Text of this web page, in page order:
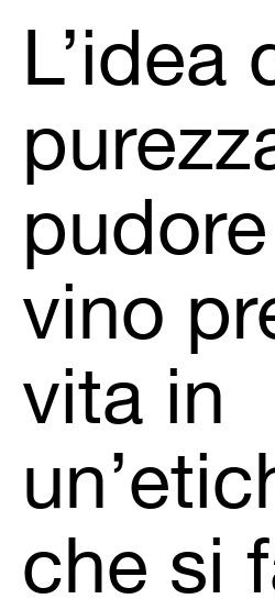
L’idea
vino
vita in
che si